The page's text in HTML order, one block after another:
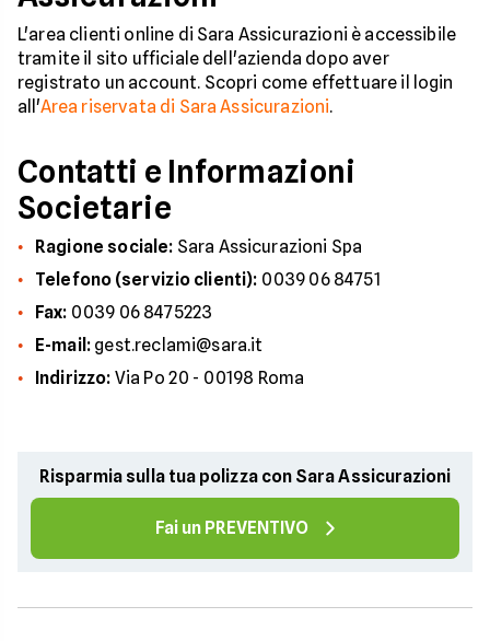
L'area clienti online di Sara Assicurazioni è accessibile
tramite il sito ufficiale dell'azienda dopo aver
registrato un account. Scopri come effettuare il login
all'Area riservata di Sara Assicurazioni.
Contatti e Informazioni
Societarie
Ragione sociale: Sara Assicurazioni Spa
Telefono (servizio clienti): 0039 06 84751
Fax: 0039 06 8475223
E-mail: gest.reclami@sara.it
Indirizzo: Via Po 20 - 00198 Roma
Risparmia sulla tua polizza con Sara Assicurazioni
Fai un PREVENTIVO